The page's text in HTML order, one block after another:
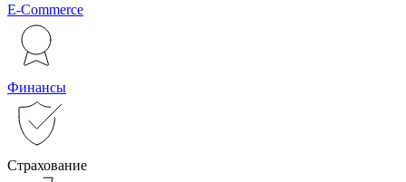
E-Commerce
Финансы
Страхование